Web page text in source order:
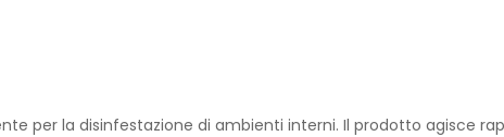
per la disinfestazione di ambienti interni. Il prodotto agisce